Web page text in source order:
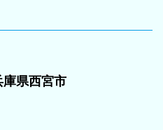
県西宮市